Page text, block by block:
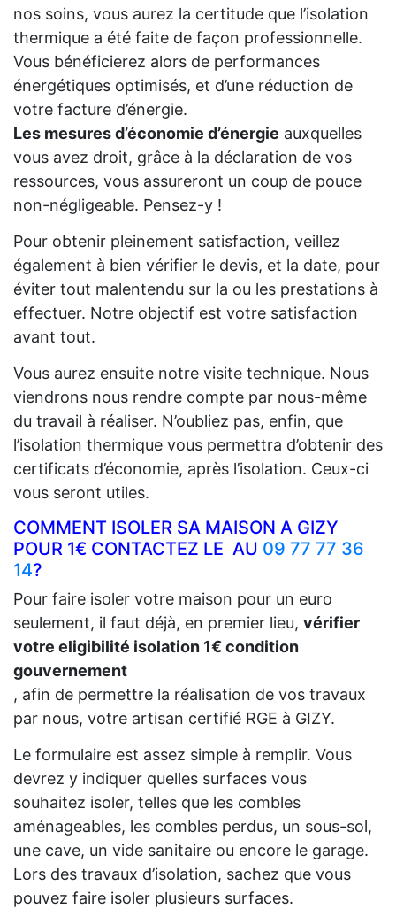
nos soins, vous aurez la certitude que l’isolation
thermique a été faite de façon professionnelle.
Vous bénéficierez alors de performances
énergétiques optimisés, et d’une réduction de
votre facture d’énergie.
Les mesures d’économie d’énergie auxquelles
vous avez droit, grâce à la déclaration de vos
ressources, vous assureront un coup de pouce
non-négligeable. Pensez-y !
Pour obtenir pleinement satisfaction, veillez
également à bien vérifier le devis, et la date, pour
éviter tout malentendu sur la ou les prestations à
effectuer. Notre objectif est votre satisfaction
avant tout.
Vous aurez ensuite notre visite technique. Nous
viendrons nous rendre compte par nous-même
du travail à réaliser. N’oubliez pas, enfin, que
l’isolation thermique vous permettra d’obtenir des
certificats d’économie, après l’isolation. Ceux-ci
vous seront utiles.
COMMENT ISOLER SA MAISON A GIZY
POUR 1€ CONTACTEZ LE AU 09 77 77 36
14?
Pour faire isoler votre maison pour un euro
seulement, il faut déjà, en premier lieu, vérifier
votre eligibilité isolation 1€ condition
gouvernement
, afin de permettre la réalisation de vos travaux
par nous, votre artisan certifié RGE à GIZY.
Le formulaire est assez simple à remplir. Vous
devrez y indiquer quelles surfaces vous
souhaitez isoler, telles que les combles
aménageables, les combles perdus, un sous-sol,
une cave, un vide sanitaire ou encore le garage.
Lors des travaux d’isolation, sachez que vous
pouvez faire isoler plusieurs surfaces.